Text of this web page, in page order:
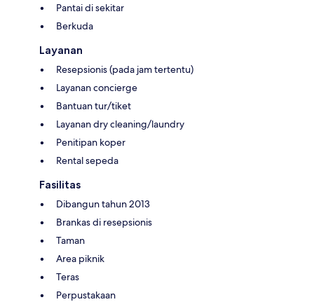
Pantai di sekitar
Berkuda
Layanan
Resepsionis (pada jam tertentu)
Layanan concierge
Bantuan tur/tiket
Layanan dry cleaning/laundry
Penitipan koper
Rental sepeda
Fasilitas
Dibangun tahun 2013
Brankas di resepsionis
Taman
Area piknik
Teras
Perpustakaan